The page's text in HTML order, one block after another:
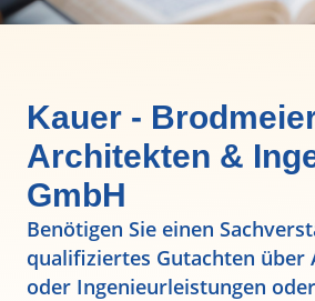
Kauer -
Architekten &
GmbH
Benötigen Sie einen
qualifiziertes Gutachten über
oder Ingenieurleistungen